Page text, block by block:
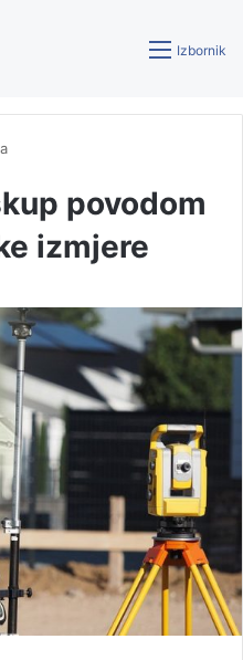
Izbornik
povodom
izmjere